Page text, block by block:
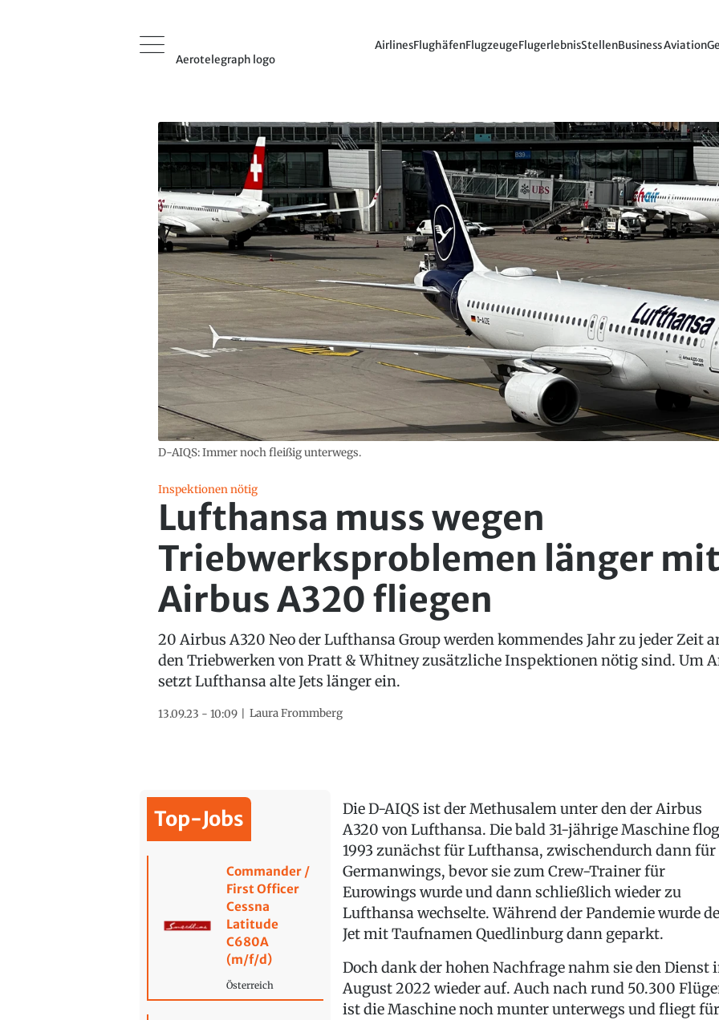
Aerotelegraph logo
AirlinesFlughäfenFlugzeugeFlugerlebnisStellenBusiness Aviation
D-AIQS: Immer noch fleißig unterwegs.
Inspektionen nötig
Lufthansa muss wegen
Triebwerksproblemen länger
Airbus A320 fliegen
20 Airbus A320 Neo der Lufthansa Group werden kommendes Jahr zu jeder Zeit
den Triebwerken von Pratt & Whitney zusätzliche Inspektionen nötig sind. Um
setzt Lufthansa alte Jets länger ein.
13.09.23 - 10:09 Laura Frommberg
Top-Jobs
Commander /
First Officer
Cessna
Latitude
C680A
(m/f/d)
Österreich
Die D-AIQS ist der Methusalem unter den der Airbus
A320 von Lufthansa. Die bald 31-jährige Maschine flog
1993 zunächst für Lufthansa, zwischendurch dann für
Germanwings, bevor sie zum Crew-Trainer für
Eurowings wurde und dann schließlich wieder zu
Lufthansa wechselte. Während der Pandemie wurde
Jet mit Taufnamen Quedlinburg dann geparkt.
Doch dank der hohen Nachfrage nahm sie den Dienst
August 2022 wieder auf. Auch nach rund 50.300
ist die Maschine noch munter unterwegs und fliegt für